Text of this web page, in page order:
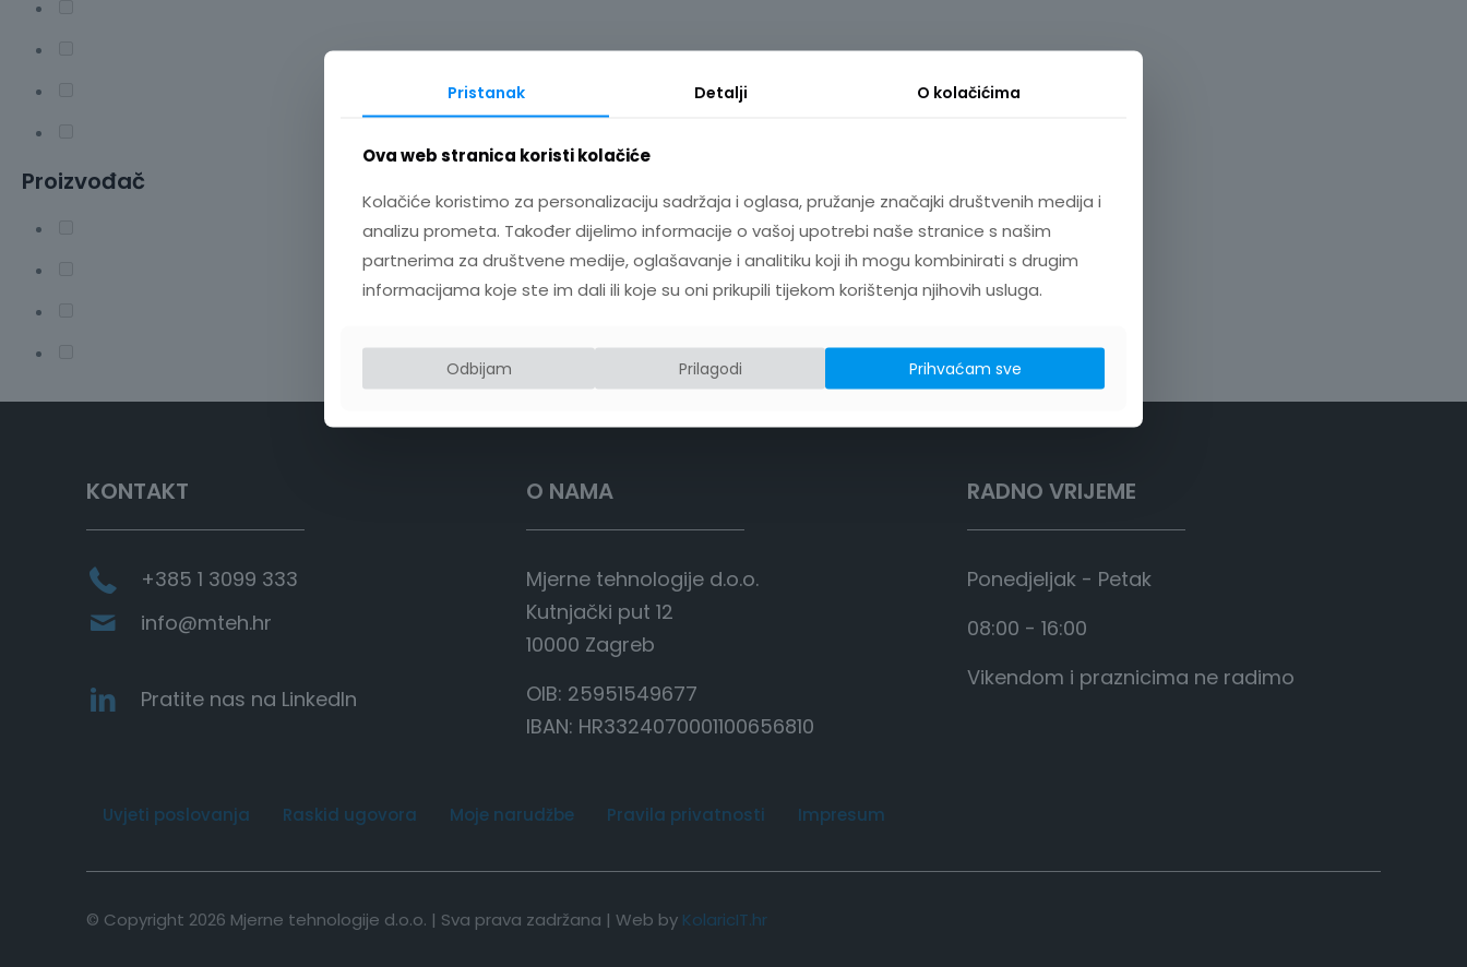
Proizvođač
KONTAKT
+385 1 3099 333
info@mteh.hr
Pratite nas na LinkedIn
O NAMA
Mjerne tehnologije d.o.o.
Kutnjački put 12
10000 Zagreb
OIB: 25951549677
IBAN: HR3324070001100656810
RADNO VRIJEME
Ponedjeljak - Petak
08:00 - 16:00
Vikendom i praznicima ne radimo
Uvjeti poslovanja Raskid ugovora Moje narudžbe Pravila privatnosti Impresum
© Copyright 2026 Mjerne tehnologije d.o.o. | Sva prava zadržana | Web by KolaricIT.hr
Pristanak Detalji O kolačićima
Ova web stranica koristi kolačiće
Kolačiće koristimo za personalizaciju sadržaja i oglasa, pružanje značajki društvenih medija i
analizu prometa. Također dijelimo informacije o vašoj upotrebi naše stranice s našim
partnerima za društvene medije, oglašavanje i analitiku koji ih mogu kombinirati s drugim
informacijama koje ste im dali ili koje su oni prikupili tijekom korištenja njihovih usluga.
Odbijam Prilagodi Prihvaćam sve